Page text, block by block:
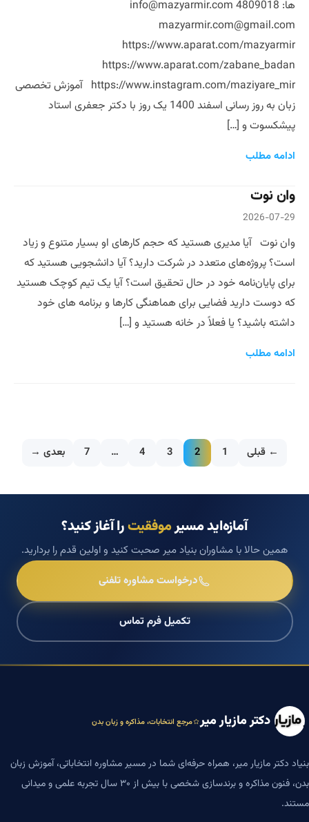
ها: 4809018 info@mazyarmir.com
mazyarmir.com@gmail.com
https://www.aparat.com/mazyarmir
https://www.aparat.com/zabane_badan
https://www.instagram.com/maziyare_mir آموزش تخصصی
زبان به روز رسانی اسفند 1400 یک روز با دکتر جعفری استاد
پیشکسوت و […]
ادامه مطلب
وان نوت
2026-07-29
وان نوت آیا مدیری هستید که حجم کارهای او بسیار متنوع و زیاد
است؟ پروژه‌های متعدد در شرکت دارید؟ آیا دانشجویی هستید که
برای پایان‌نامه خود در حال تحقیق است؟ آیا یک تیم کوچک هستید
که دوست دارید فضایی برای هماهنگی کارها و برنامه های خود
داشته باشید؟ یا فعلاً در خانه هستید و […]
ادامه مطلب
← قبلی 1
2
3
4
…
7 بعدی →
آمازه‌اید مسیرموفقیترا آغاز کنید؟
همین حالا با مشاوران بنیاد میر صحبت کنید و اولین قدم را بردارید.
درخواست مشاوره تلفنی
تکمیل فرم تماس
دکتر مازیار میر مرجع انتخابات، مذاکره و زبان بدن
بنیاد دکتر مازیار میر، همراه حرفه‌ای شما در مسیر مشاوره انتخاباتی، آموزش زبان
بدن، فنون مذاکره و برندسازی شخصی با بیش از ۳۰ سال تجربه علمی و میدانی
مستند.